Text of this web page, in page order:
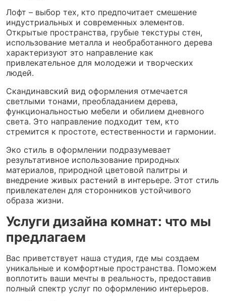
Лофт – выбор тех, кто предпочитает смешение
индустриальных и современных элементов.
Открытые пространства, грубые текстуры стен,
использование металла и необработанного дерева
характеризуют это направление как
привлекательное для молодежи и творческих
людей.
Скандинавский вид оформления отмечается
светлыми тонами, преобладанием дерева,
функциональностью мебели и обилием дневного
света. Это направление подходит тем, кто
стремится к простоте, естественности и гармонии.
Эко стиль в оформлении подразумевает
результативное использование природных
материалов, природной цветовой палитры и
внедрение живых растений в интерьере. Этот стиль
привлекателен для сторонников устойчивого
образа жизни.
Услуги дизайна комнат: что мы
предлагаем
Вас приветствует наша студия, где мы создаем
уникальные и комфортные пространства. Поможем
воплотить ваши мечты в реальность, предоставив
полный спектр услуг по оформлению интерьеров.